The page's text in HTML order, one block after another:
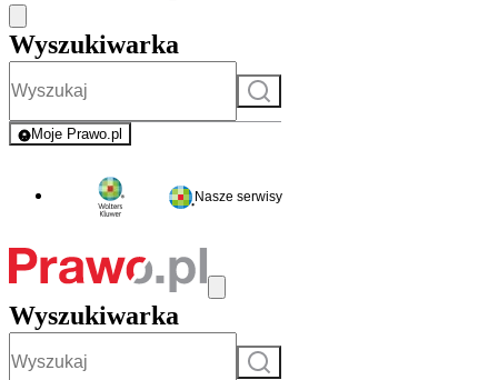
Wyszukiwarka
Szukaj
Moje Prawo.pl
- rejestracja i logowanie do serwisu
Nasze serwisy
Wyszukiwarka
Szukaj